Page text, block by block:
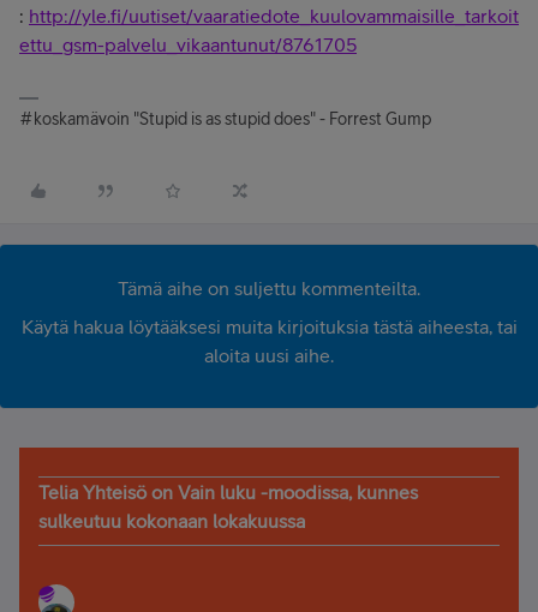
: http://yle.fi/uutiset/vaaratiedote_kuulovammaisille_tarkoit
ettu_gsm-palvelu_vikaantunut/8761705
#koskamävoin "Stupid is as stupid does" - Forrest Gump
Tämä aihe on suljettu kommenteilta.
Käytä hakua löytääksesi muita kirjoituksia tästä aiheesta, tai
aloita uusi aihe.
Telia Yhteisö on Vain luku -moodissa, kunnes
sulkeutuu kokonaan lokakuussa